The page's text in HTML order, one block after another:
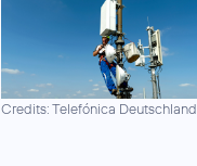
Credits: Telefónica Deutschland